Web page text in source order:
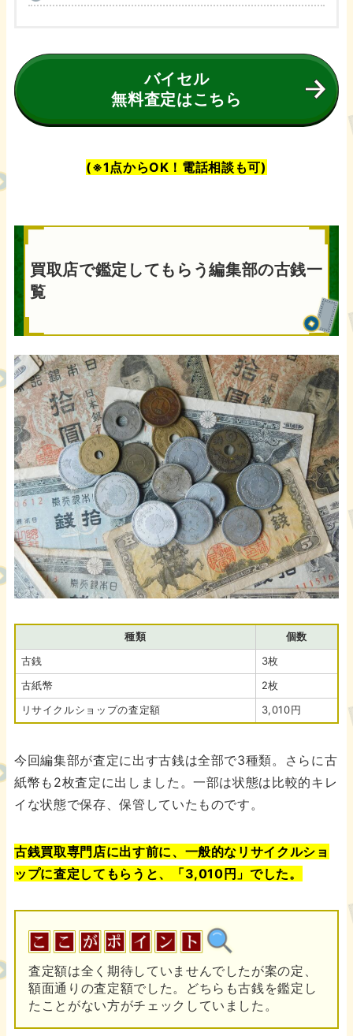
バイセル
無料査定はこちら
(※1点からOK！電話相談も可)
買取店で鑑定してもらう編集部の古銭一
覧
種類
個数
古銭
3枚
古紙幣
2枚
リサイクルショップの査定額
3,010円
今回編集部が査定に出す古銭は全部で3種類。さらに古
紙幣も2枚査定に出しました。一部は状態は比較的キレ
イな状態で保存、保管していたものです。
古銭買取専門店に出す前に、一般的なリサイクルショ
ップに査定してもらうと、「3,010円」でした。
査定額は全く期待していませんでしたが案の定、
額面通りの査定額でした。どちらも古銭を鑑定し
たことがない方がチェックしていました。